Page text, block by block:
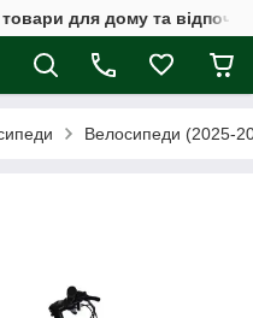
для дому та
Велосипеди (2025-